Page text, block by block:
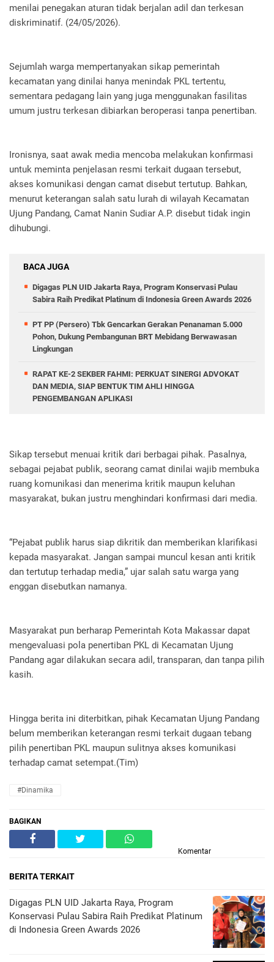
menilai penegakan aturan tidak berjalan adil dan terkesan
diskriminatif. (24/05/2026).
Sejumlah warga mempertanyakan sikap pemerintah
kecamatan yang dinilai hanya menindak PKL tertentu,
sementara pedagang lain yang juga menggunakan fasilitas
umum justru terkesan dibiarkan beroperasi tanpa penertiban.
Ironisnya, saat awak media mencoba melakukan konfirmasi
untuk meminta penjelasan resmi terkait dugaan tersebut,
akses komunikasi dengan camat disebut tertutup. Bahkan,
menurut keterangan salah satu lurah di wilayah Kecamatan
Ujung Pandang, Camat Nanin Sudiar A.P. disebut tidak ingin
dihubungi.
BACA JUGA
Digagas PLN UID Jakarta Raya, Program Konservasi Pulau
Sabira Raih Predikat Platinum di Indonesia Green Awards 2026
PT PP (Persero) Tbk Gencarkan Gerakan Penanaman 5.000
Pohon, Dukung Pembangunan BRT Mebidang Berwawasan
Lingkungan
RAPAT KE-2 SEKBER FAHMI: PERKUAT SINERGI ADVOKAT
DAN MEDIA, SIAP BENTUK TIM AHLI HINGGA
PENGEMBANGAN APLIKASI
Sikap tersebut menuai kritik dari berbagai pihak. Pasalnya,
sebagai pejabat publik, seorang camat dinilai wajib membuka
ruang komunikasi dan menerima kritik maupun keluhan
masyarakat, bukan justru menghindari konfirmasi dari media.
“Pejabat publik harus siap dikritik dan memberikan klarifikasi
kepada masyarakat. Jangan sampai muncul kesan anti kritik
dan tertutup terhadap media,” ujar salah satu warga yang
enggan disebutkan namanya.
Masyarakat pun berharap Pemerintah Kota Makassar dapat
mengevaluasi pola penertiban PKL di Kecamatan Ujung
Pandang agar dilakukan secara adil, transparan, dan tanpa pilih
kasih.
Hingga berita ini diterbitkan, pihak Kecamatan Ujung Pandang
belum memberikan keterangan resmi terkait dugaan tebang
pilih penertiban PKL maupun sulitnya akses komunikasi
terhadap camat setempat.(Tim)
#Dinamika
BAGIKAN
Komentar
BERITA TERKAIT
Digagas PLN UID Jakarta Raya, Program
Konservasi Pulau Sabira Raih Predikat Platinum
di Indonesia Green Awards 2026